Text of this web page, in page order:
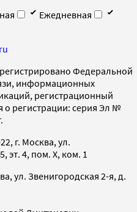
Ежедневная
Федеральной
информационных
регистрационный
о регистрации: серия Эл №
г. Москва, ул.
эт. 4, пом. X, ком. 1
ул. Звенигородская 2-я, д.